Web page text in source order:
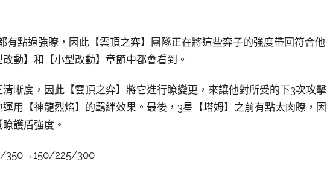
有點過強瞭，因此【雲頂之弈】團隊正在將這些弈子的強度帶回符合他
動】和【小型改動】章節中都會看到。
清晰度，因此【雲頂之弈】將它進行瞭變更，來讓他對所受的下3次攻擊
用【神龍烈焰】的羈絆效果。最後，3星【塔姆】之前有點太肉瞭，因
護盾強度。
350→150/225/300